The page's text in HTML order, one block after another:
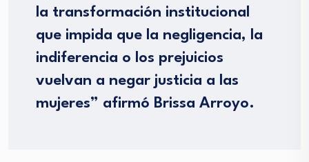
la transformación institucional
que impida que la negligencia, la
indiferencia o los prejuicios
vuelvan a negar justicia a las
mujeres” afirmó Brissa Arroyo.